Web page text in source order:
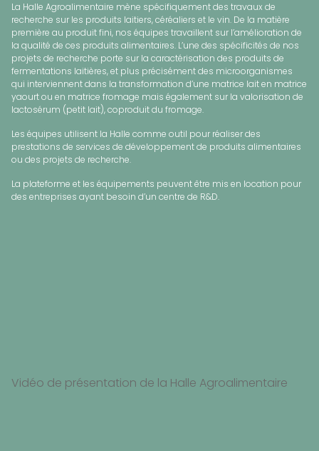
La Halle Agroalimentaire mène spécifiquement des travaux de
recherche sur les produits laitiers, céréaliers et le vin. De la matière
première au produit fini, nos équipes travaillent sur l’amélioration de
la qualité de ces produits alimentaires. L’une des spécificités de nos
projets de recherche porte sur la caractérisation des produits de
fermentations laitières, et plus précisément des microorganismes
qui interviennent dans la transformation d’une matrice lait en matrice
yaourt ou en matrice fromage mais également sur la valorisation de
lactosérum (petit lait), coproduit du fromage.​
Les équipes utilisent la Halle comme outil pour réaliser des
prestations de services de développement de produits alimentaires
ou des projets de recherche. ​
La plateforme et les équipements peuvent être mis en location pour
des entreprises ayant besoin d’un centre de R&D. ​
Vidéo de présentation de la Halle Agroalimentaire